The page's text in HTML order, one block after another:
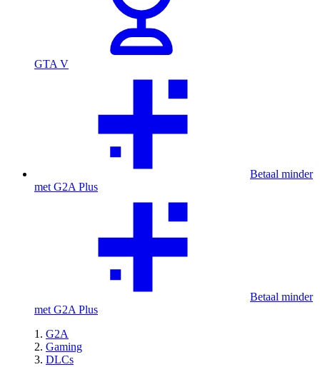
GTA V
Betaal minder
met G2A Plus
Betaal minder
met G2A Plus
G2A
Gaming
DLCs